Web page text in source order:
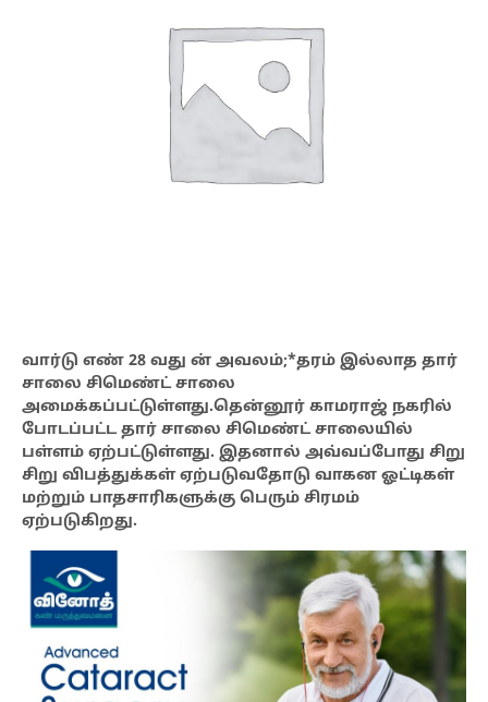
வார்டு எண் 28 வது ன் அவலம்;*தரம் இல்லாத தார்
சாலை சிமெண்ட் சாலை
அமைக்கப்பட்டுள்ளது.தென்னூர் காமராஜ் நகரில்
போடப்பட்ட தார் சாலை சிமெண்ட் சாலையில்
பள்ளம் ஏற்பட்டுள்ளது. இதனால் அவ்வப்போது சிறு
சிறு விபத்துக்கள் ஏற்படுவதோடு வாகன ஓட்டிகள்
மற்றும் பாதசாரிகளுக்கு பெரும் சிரமம்
ஏற்படுகிறது.